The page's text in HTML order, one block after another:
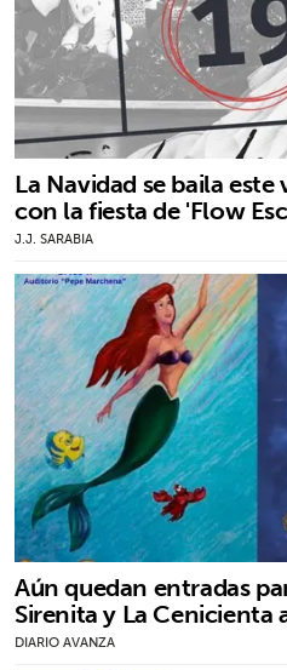
La Navidad se baila
con la fiesta de 'Flow
J.J. SARABIA
Aún quedan entradas
Sirenita y La Cenicienta
DIARIO AVANZA